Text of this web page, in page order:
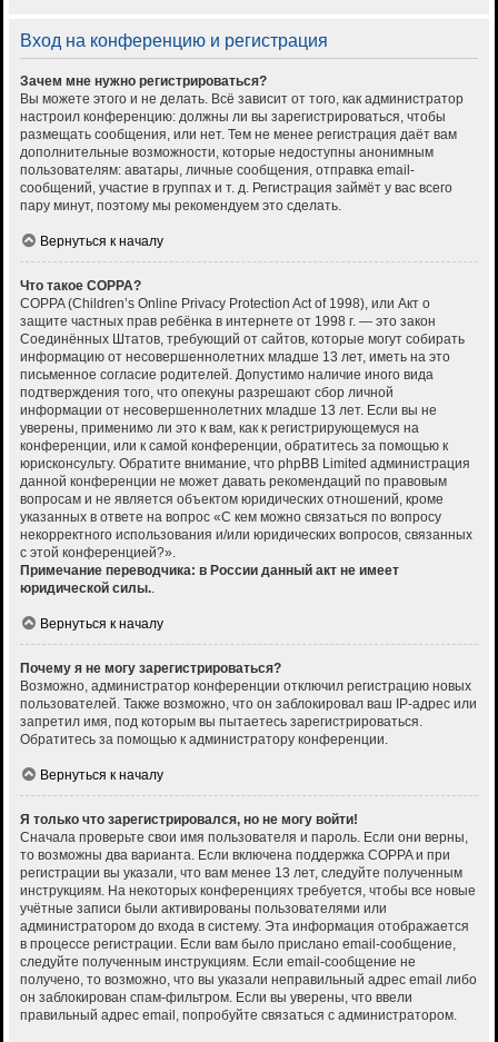
Вход на конференцию и регистрация
Зачем мне нужно регистрироваться?
Вы можете этого и не делать. Всё зависит от того, как администратор
настроил конференцию: должны ли вы зарегистрироваться, чтобы
размещать сообщения, или нет. Тем не менее регистрация даёт вам
дополнительные возможности, которые недоступны анонимным
пользователям: аватары, личные сообщения, отправка email-
сообщений, участие в группах и т. д. Регистрация займёт у вас всего
пару минут, поэтому мы рекомендуем это сделать.
Вернуться к началу
Что такое COPPA?
COPPA (Children’s Online Privacy Protection Act of 1998), или Акт о
защите частных прав ребёнка в интернете от 1998 г. — это закон
Соединённых Штатов, требующий от сайтов, которые могут собирать
информацию от несовершеннолетних младше 13 лет, иметь на это
письменное согласие родителей. Допустимо наличие иного вида
подтверждения того, что опекуны разрешают сбор личной
информации от несовершеннолетних младше 13 лет. Если вы не
уверены, применимо ли это к вам, как к регистрирующемуся на
конференции, или к самой конференции, обратитесь за помощью к
юрисконсульту. Обратите внимание, что phpBB Limited администрация
данной конференции не может давать рекомендаций по правовым
вопросам и не является объектом юридических отношений, кроме
указанных в ответе на вопрос «С кем можно связаться по вопросу
некорректного использования и/или юридических вопросов, связанных
с этой конференцией?».
Примечание переводчика: в России данный акт не имеет
юридической силы..
Вернуться к началу
Почему я не могу зарегистрироваться?
Возможно, администратор конференции отключил регистрацию новых
пользователей. Также возможно, что он заблокировал ваш IP-адрес или
запретил имя, под которым вы пытаетесь зарегистрироваться.
Обратитесь за помощью к администратору конференции.
Вернуться к началу
Я только что зарегистрировался, но не могу войти!
Сначала проверьте свои имя пользователя и пароль. Если они верны,
то возможны два варианта. Если включена поддержка COPPA и при
регистрации вы указали, что вам менее 13 лет, следуйте полученным
инструкциям. На некоторых конференциях требуется, чтобы все новые
учётные записи были активированы пользователями или
администратором до входа в систему. Эта информация отображается
в процессе регистрации. Если вам было прислано email-сообщение,
следуйте полученным инструкциям. Если email-сообщение не
получено, то возможно, что вы указали неправильный адрес email либо
он заблокирован спам-фильтром. Если вы уверены, что ввели
правильный адрес email, попробуйте связаться с администратором.